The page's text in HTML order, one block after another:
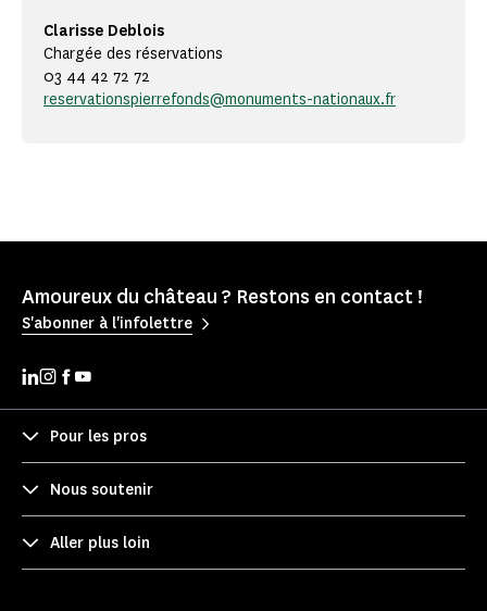
Clarisse Deblois
Chargée des réservations
03 44 42 72 72
reservationspierrefonds@monuments-nationaux.fr
Amoureux du château ? Restons en contact !
S'abonner à l'infolettre
Pour les pros
Nous soutenir
Aller plus loin